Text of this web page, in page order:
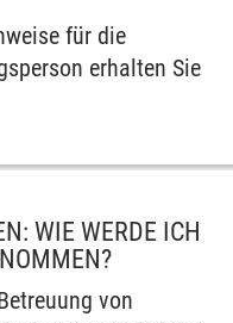
für die
erhalten Sie
WIE WERDE ICH
von